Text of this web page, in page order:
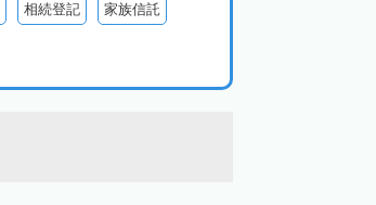
相続登記 家族信託